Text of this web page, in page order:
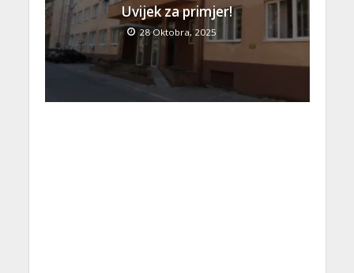
Uvijek za primjer!
28 Oktobra, 2025